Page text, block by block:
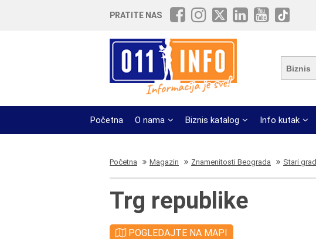
PRATITE NAS
Biznis
Početna O nama Biznis katalog Info kutak
Početna Magazin Znamenitosti Beograda Stari grad
Trg republike
POGLEDAJTE NA MAPI